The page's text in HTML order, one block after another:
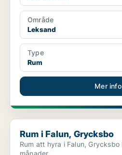
Område
Leksand
Type
Rum
Mer info
Rum i Falun, Grycksbo
Rum i Falun, Grycksbo
Rum att hyra i Falun, Grycksbo Bostaden kan hyras i 9